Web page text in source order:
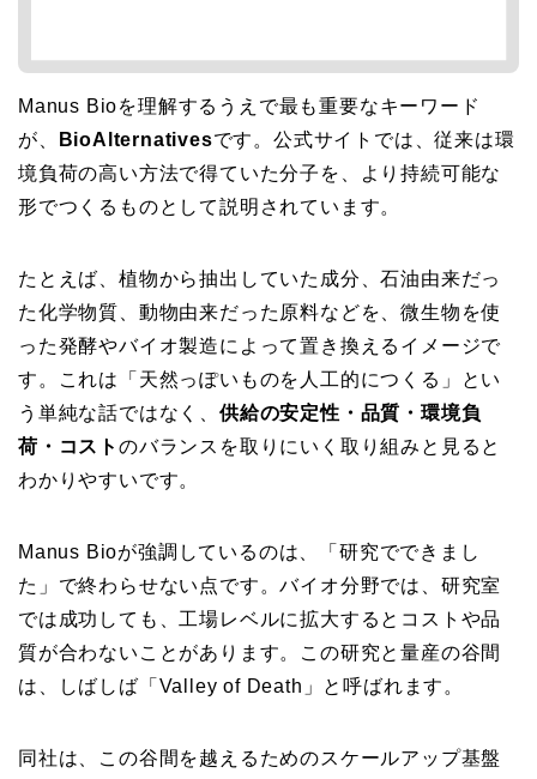
Manus Bioを理解するうえで最も重要なキーワード
が、
BioAlternativesです。公式サイトでは、従来は環
境負荷の高い方法で得ていた分子を、より持続可能な
形でつくるものとして説明されています。
たとえば、植物から抽出していた成分、石油由来だっ
た化学物質、動物由来だった原料などを、微生物を使
った発酵やバイオ製造によって置き換えるイメージで
す。これは「天然っぽいものを人工的につくる」とい
う単純な話ではなく、 供給の安定性・品質・環境負
荷・コスト のバランスを取りにいく取り組みと見ると
わかりやすいです。
Manus Bioが強調しているのは、「研究でできまし
た」で終わらせない点です。バイオ分野では、研究室
では成功しても、工場レベルに拡大するとコストや品
質が合わないことがあります。この研究と量産の谷間
は、しばしば「Valley of Death」と呼ばれます。
同社は、この谷間を越えるためのスケールアップ基盤